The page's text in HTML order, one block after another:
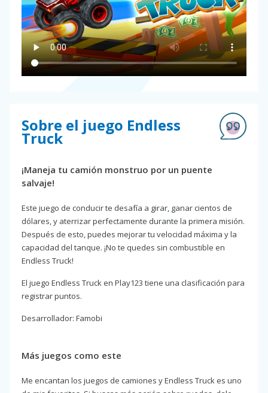
Sobre el juego Endless
Truck
¡Maneja tu camión monstruo por un puente
salvaje!
Este juego de conducir te desafía a girar, ganar cientos de
dólares, y aterrizar perfectamente durante la primera misión.
Después de esto, puedes mejorar tu velocidad máxima y la
capacidad del tanque. ¡No te quedes sin combustible en
Endless Truck!
El juego Endless Truck en Play123 tiene una clasificación para
registrar puntos.
Desarrollador: Famobi
Más juegos como este
Me encantan los juegos de camiones y Endless Truck es uno